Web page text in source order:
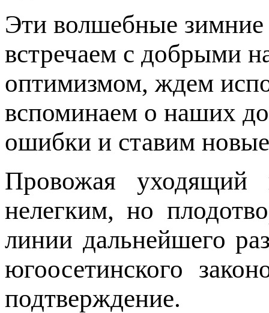
Эти волшебные
встречаем с добрыми
оптимизмом, ждем
вспоминаем о наших
ошибки и ставим
Провожая
нелегким, но
линии дальнейшего
югоосетинского
подтверждение.